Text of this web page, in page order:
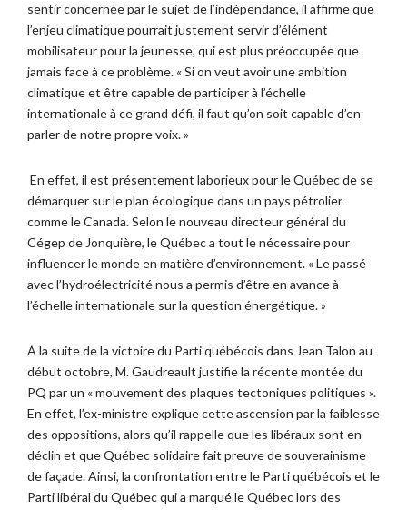
sentir concernée par le sujet de l’indépendance, il affirme que
l’enjeu climatique pourrait justement servir d’élément
mobilisateur pour la jeunesse, qui est plus préoccupée que
jamais face à ce problème. « Si on veut avoir une ambition
climatique et être capable de participer à l’échelle
internationale à ce grand défi, il faut qu’on soit capable d’en
parler de notre propre voix. »
En effet, il est présentement laborieux pour le Québec de se
démarquer sur le plan écologique dans un pays pétrolier
comme le Canada. Selon le nouveau directeur général du
Cégep de Jonquière, le Québec a tout le nécessaire pour
influencer le monde en matière d’environnement. « Le passé
avec l’hydroélectricité nous a permis d’être en avance à
l’échelle internationale sur la question énergétique. »
À la suite de la victoire du Parti québécois dans Jean Talon au
début octobre, M. Gaudreault justifie la récente montée du
PQ par un « mouvement des plaques tectoniques politiques ».
En effet, l’ex-ministre explique cette ascension par la faiblesse
des oppositions, alors qu’il rappelle que les libéraux sont en
déclin et que Québec solidaire fait preuve de souverainisme
de façade. Ainsi, la confrontation entre le Parti québécois et le
Parti libéral du Québec qui a marqué le Québec lors des